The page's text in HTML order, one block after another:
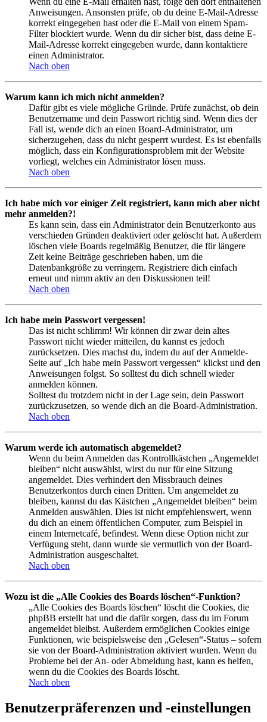
Anweisungen. Ansonsten prüfe, ob du deine E-Mail-Adresse
korrekt eingegeben hast oder die E-Mail von einem Spam-
Filter blockiert wurde. Wenn du dir sicher bist, dass deine E-
Mail-Adresse korrekt eingegeben wurde, dann kontaktiere
einen Administrator.
Nach oben
Warum kann ich mich nicht anmelden?
Dafür gibt es viele mögliche Gründe. Prüfe zunächst, ob dein
Benutzername und dein Passwort richtig sind. Wenn dies der
Fall ist, wende dich an einen Board-Administrator, um
sicherzugehen, dass du nicht gesperrt wurdest. Es ist ebenfalls
möglich, dass ein Konfigurationsproblem mit der Website
vorliegt, welches ein Administrator lösen muss.
Nach oben
Ich habe mich vor einiger Zeit registriert, kann mich aber nicht
mehr anmelden?!
Es kann sein, dass ein Administrator dein Benutzerkonto aus
verschieden Gründen deaktiviert oder gelöscht hat. Außerdem
löschen viele Boards regelmäßig Benutzer, die für längere
Zeit keine Beiträge geschrieben haben, um die
Datenbankgröße zu verringern. Registriere dich einfach
erneut und nimm aktiv an den Diskussionen teil!
Nach oben
Ich habe mein Passwort vergessen!
Das ist nicht schlimm! Wir können dir zwar dein altes
Passwort nicht wieder mitteilen, du kannst es jedoch
zurücksetzen. Dies machst du, indem du auf der Anmelde-
Seite auf „Ich habe mein Passwort vergessen“ klickst und den
Anweisungen folgst. So solltest du dich schnell wieder
anmelden können.
Solltest du trotzdem nicht in der Lage sein, dein Passwort
zurückzusetzen, so wende dich an die Board-Administration.
Nach oben
Warum werde ich automatisch abgemeldet?
Wenn du beim Anmelden das Kontrollkästchen „Angemeldet
bleiben“ nicht auswählst, wirst du nur für eine Sitzung
angemeldet. Dies verhindert den Missbrauch deines
Benutzerkontos durch einen Dritten. Um angemeldet zu
bleiben, kannst du das Kästchen „Angemeldet bleiben“ beim
Anmelden auswählen. Dies ist nicht empfehlenswert, wenn
du dich an einem öffentlichen Computer, zum Beispiel in
einem Internetcafé, befindest. Wenn diese Option nicht zur
Verfügung steht, dann wurde sie vermutlich von der Board-
Administration ausgeschaltet.
Nach oben
Wozu ist die „Alle Cookies des Boards löschen“-Funktion?
„Alle Cookies des Boards löschen“ löscht die Cookies, die
phpBB erstellt hat und die dafür sorgen, dass du im Forum
angemeldet bleibst. Außerdem ermöglichen Cookies einige
Funktionen, wie beispielsweise den „Gelesen“-Status – sofern
sie von der Board-Administration aktiviert wurden. Wenn du
Probleme bei der An- oder Abmeldung hast, kann es helfen,
wenn du die Cookies des Boards löscht.
Nach oben
Benutzerpräferenzen und -einstellungen